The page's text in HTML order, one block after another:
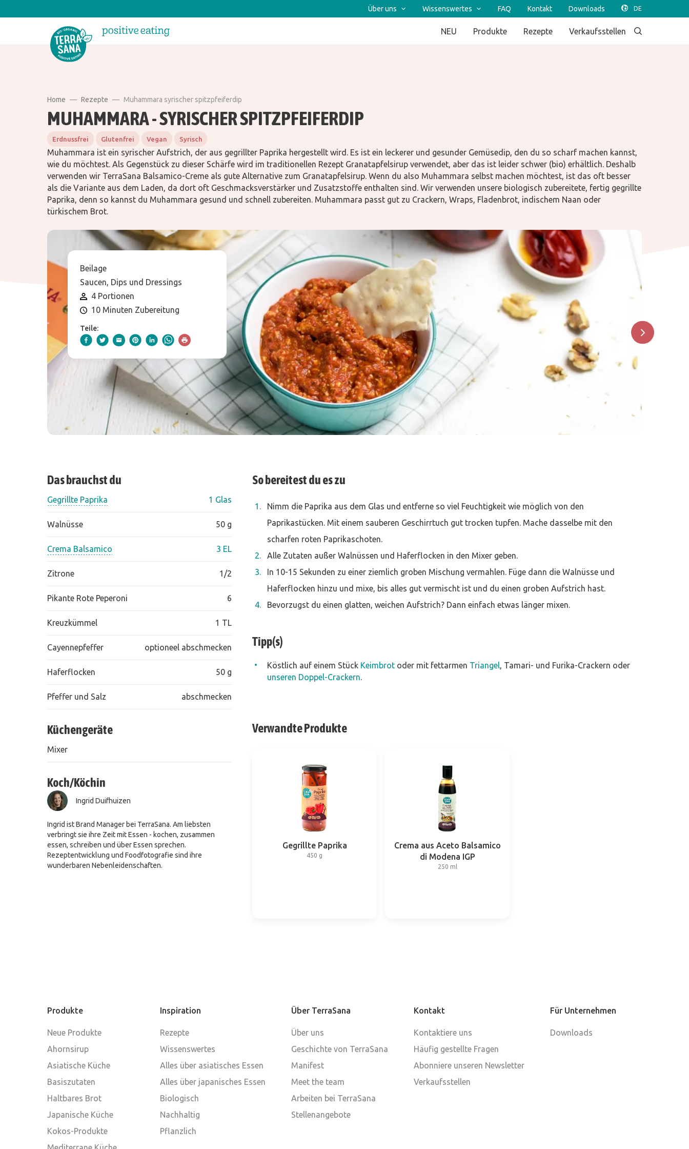
Über uns Wissenswertes FAQ Kontakt Downloads
NEU Produkte Rezepte Verkaufsstellen
Home Rezepte Muhammara syrischer spitzpfeiferdip
MUHAMMARA - SYRISCHER SPITZPFEIFERDIP
Erdnussfrei Glutenfrei Vegan Syrisch
Muhammara ist ein syrischer Aufstrich, der aus gegrillter Paprika hergestellt wird. Es ist ein leckerer und gesunder Gemüsedip, den du so scharf machen kannst,
wie du möchtest. Als Gegenstück zu dieser Schärfe wird im traditionellen Rezept Granatapfelsirup verwendet, aber das ist leider schwer (bio) erhältlich. Deshalb
verwenden wir TerraSana Balsamico-Creme als gute Alternative zum Granatapfelsirup. Wenn du also Muhammara selbst machen möchtest, ist das oft besser
als die Variante aus dem Laden, da dort oft Geschmacksverstärker und Zusatzstoffe enthalten sind. Wir verwenden unsere biologisch zubereitete, fertig gegrillte
Paprika, denn so kannst du Muhammara gesund und schnell zubereiten. Muhammara passt gut zu Crackern, Wraps, Fladenbrot, indischem Naan oder
türkischem Brot.
Beilage
Saucen, Dips und Dressings
4 Portionen
10 Minuten Zubereitung
Teile:
Das brauchst du
Gegrillte Paprika 1 Glas
Walnüsse 50 g
Crema Balsamico 3 EL
Zitrone 1/2
Pikante Rote Peperoni 6
Kreuzkümmel 1 TL
Cayennepfeffer optioneel abschmecken
Haferflocken 50 g
Pfeffer und Salz abschmecken
Küchengeräte
Mixer
Koch/Köchin
Ingrid Duifhuizen
Ingrid ist Brand Manager bei TerraSana. Am liebsten
verbringt sie ihre Zeit mit Essen - kochen, zusammen
essen, schreiben und über Essen sprechen.
Rezeptentwicklung und Foodfotografie sind ihre
wunderbaren Nebenleidenschaften.
So bereitest du es zu
Nimm die Paprika aus dem Glas und entferne so viel Feuchtigkeit wie möglich von den
Paprikastücken. Mit einem sauberen Geschirrtuch gut trocken tupfen. Mache dasselbe mit den
scharfen roten Paprikaschoten.
Alle Zutaten außer Walnüssen und Haferflocken in den Mixer geben.
In 10-15 Sekunden zu einer ziemlich groben Mischung vermahlen. Füge dann die Walnüsse und
Haferflocken hinzu und mixe, bis alles gut vermischt ist und du einen groben Aufstrich hast.
Bevorzugst du einen glatten, weichen Aufstrich? Dann einfach etwas länger mixen.
Tipp(s)
Köstlich auf einem Stück Keimbrot oder mit fettarmen Triangel, Tamari- und Furika-Crackern oder
unseren Doppel-Crackern.
Verwandte Produkte
Gegrillte Paprika
450 g
Crema aus Aceto Balsamico
di Modena IGP
250 ml
Produkte
Neue Produkte
Ahornsirup
Asiatische Küche
Basiszutaten
Haltbares Brot
Japanische Küche
Kokos-Produkte
Inspiration
Rezepte
Wissenswertes
Alles über asiatisches Essen
Alles über japanisches Essen
Biologisch
Nachhaltig
Pflanzlich
Über TerraSana
Über uns
Geschichte von TerraSana
Manifest
Meet the team
Arbeiten bei TerraSana
Stellenangebote
Kontakt
Kontaktiere uns
Häufig gestellte Fragen
Abonniere unseren Newsletter
Verkaufsstellen
Für Unternehmen
Downloads